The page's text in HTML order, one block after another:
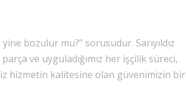
bozulur mu?” sorusudur. Sarıyıldız
ve uyguladığımız her işçilik süreci,
hizmetin kalitesine olan güvenimizin bir